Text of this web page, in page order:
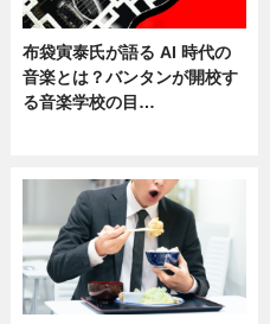
布袋寅泰氏が語る AI 時代の
音楽とは？バンタンが開校す
る音楽学校の目…